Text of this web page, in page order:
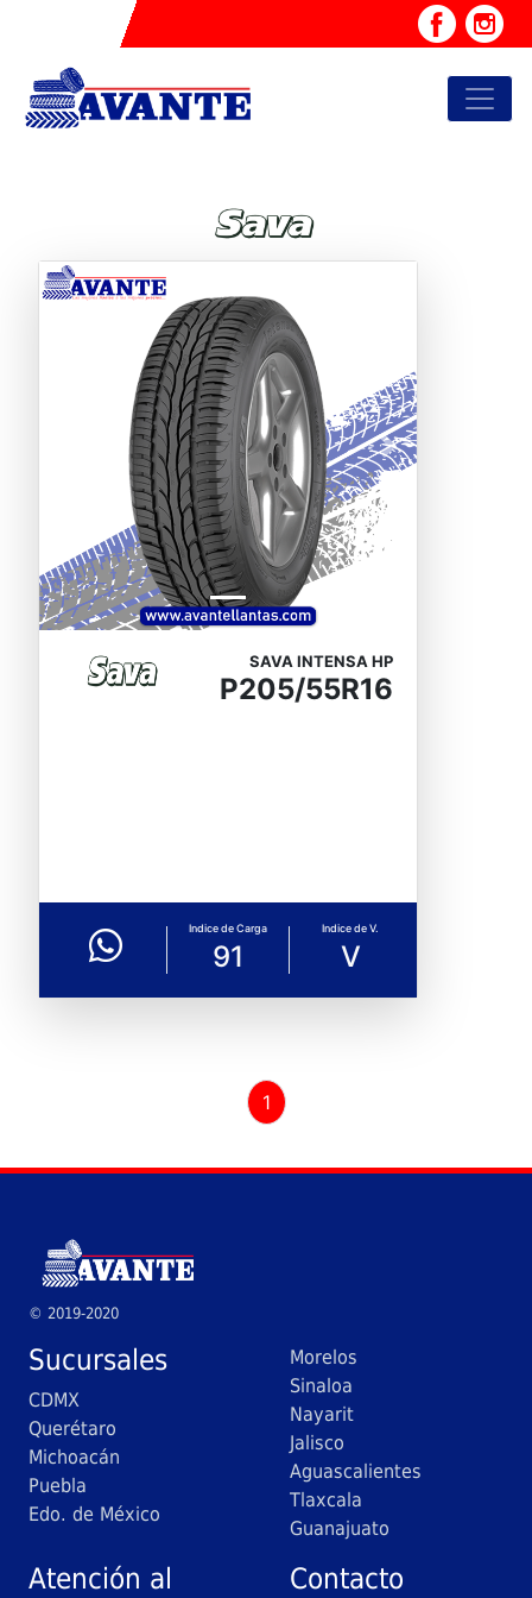
Previous Next
SAVA INTENSA HP
P205/55R16
Indice de Carga
91
Indice de V.
V
1
© 2019-2020
Sucursales
CDMX
Querétaro
Michoacán
Puebla
Edo. de México
Morelos
Sinaloa
Nayarit
Jalisco
Aguascalientes
Tlaxcala
Guanajuato
Atención al
Contacto